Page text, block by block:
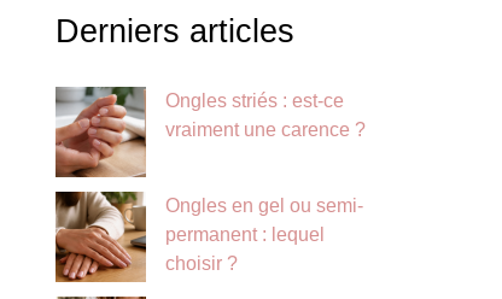
Derniers articles
Ongles striés : est-ce
vraiment une carence ?
Ongles en gel ou semi-
permanent : lequel
choisir ?